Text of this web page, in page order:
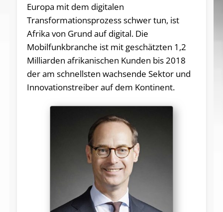
Europa mit dem digitalen
Transformationsprozess schwer tun, ist
Afrika von Grund auf digital. Die
Mobilfunkbranche ist mit geschätzten 1,2
Milliarden afrikanischen Kunden bis 2018
der am schnellsten wachsende Sektor und
Innovationstreiber auf dem Kontinent.